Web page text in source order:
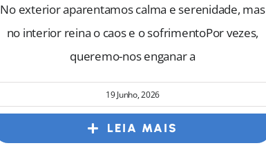
No exterior aparentamos calma e serenidade, mas
no interior reina o caos e o sofrimentoPor vezes,
queremo-nos enganar a
19 Junho, 2026
LEIA MAIS